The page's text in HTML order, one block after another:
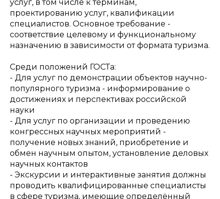
услуг, в том числе к терминам,
проектированию услуг, квалификации
специалистов. Основное требование -
соответствие целевому и функциональному
назначению в зависимости от формата туризма.
Среди положений ГОСТа:
- Для услуг по демонстрации объектов научно-
популярного туризма - информирование о
достижениях и перспективах российской
науки
- Для услуг по организации и проведению
конгрессных научных мероприятий -
получение новых знаний, приобретение и
обмен научным опытом, установление деловых
научных контактов
- Экскурсии и интерактивные занятия должны
проводить квалифицированные специалисты
в сфере туризма, имеющие определённый